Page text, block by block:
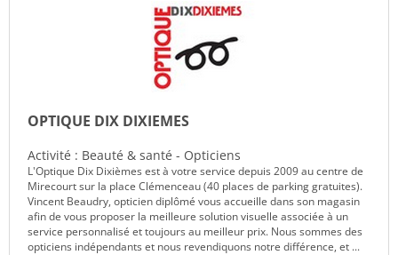
OPTIQUE DIX DIXIEMES
Activité : Beauté & santé - Opticiens
L'Optique Dix Dixièmes est à votre service depuis 2009 au centre de
Mirecourt sur la place Clémenceau (40 places de parking gratuites).
Vincent Beaudry, opticien diplômé vous accueille dans son magasin
afin de vous proposer la meilleure solution visuelle associée à un
service personnalisé et toujours au meilleur prix. Nous sommes des
opticiens indépendants et nous revendiquons notre différence, et ...